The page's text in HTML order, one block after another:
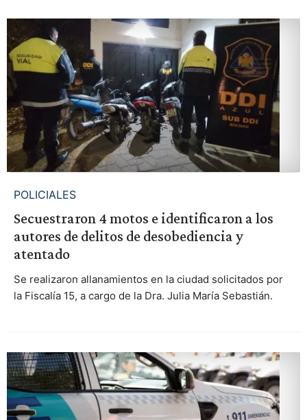
POLICIALES
Secuestraron 4 motos e identificaron a los
autores de delitos de desobediencia y
atentado
Se realizaron allanamientos en la ciudad solicitados por
la Fiscalía 15, a cargo de la Dra. Julia María Sebastián.